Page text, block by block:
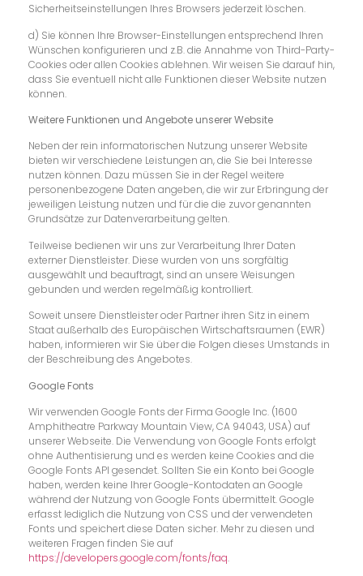
Sicherheitseinstellungen Ihres Browsers jederzeit löschen.
d) Sie können Ihre Browser-Einstellungen entsprechend Ihren
Wünschen konfigurieren und z.B. die Annahme von Third-Party-
Cookies oder allen Cookies ablehnen. Wir weisen Sie darauf hin,
dass Sie eventuell nicht alle Funktionen dieser Website nutzen
können.
Weitere Funktionen und Angebote unserer Website
Neben der rein informatorischen Nutzung unserer Website
bieten wir verschiedene Leistungen an, die Sie bei Interesse
nutzen können. Dazu müssen Sie in der Regel weitere
personenbezogene Daten angeben, die wir zur Erbringung der
jeweiligen Leistung nutzen und für die die zuvor genannten
Grundsätze zur Datenverarbeitung gelten.
Teilweise bedienen wir uns zur Verarbeitung Ihrer Daten
externer Dienstleister. Diese wurden von uns sorgfältig
ausgewählt und beauftragt, sind an unsere Weisungen
gebunden und werden regelmäßig kontrolliert.
Soweit unsere Dienstleister oder Partner ihren Sitz in einem
Staat außerhalb des Europäischen Wirtschaftsraumen (EWR)
haben, informieren wir Sie über die Folgen dieses Umstands in
der Beschreibung des Angebotes.
Google Fonts
Wir verwenden Google Fonts der Firma Google Inc. (1600
Amphitheatre Parkway Mountain View, CA 94043, USA) auf
unserer Webseite. Die Verwendung von Google Fonts erfolgt
ohne Authentisierung und es werden keine Cookies and die
Google Fonts API gesendet. Sollten Sie ein Konto bei Google
haben, werden keine Ihrer Google-Kontodaten an Google
während der Nutzung von Google Fonts übermittelt. Google
erfasst lediglich die Nutzung von CSS und der verwendeten
Fonts und speichert diese Daten sicher. Mehr zu diesen und
weiteren Fragen finden Sie auf
https://developers.google.com/fonts/faq.